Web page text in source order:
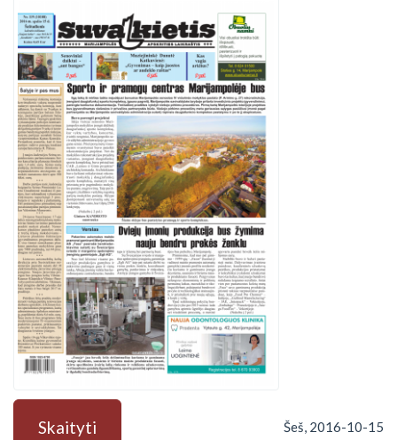
Skaityti Šeš, 2016-10-15